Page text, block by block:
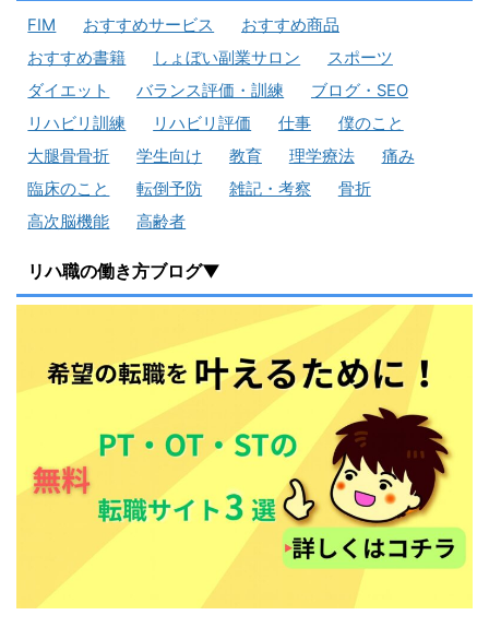
FIM おすすめサービス
おすすめ商品
おすすめ書籍
しょぼい副業サロン
スポーツ
ダイエット
バランス評価・訓練
ブログ・SEO
リハビリ訓練
リハビリ評価 仕事
僕のこと
大腿骨骨折
学生向け 教育 理学療法
痛み
臨床のこと
転倒予防 雑記・考察
骨折
高次脳機能
高齢者
リハ職の働き方ブログ▼